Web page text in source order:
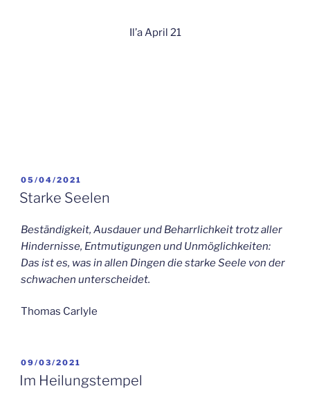
Il’a April 21
VERÖFFENTLICHT
AM
05/04/2021
Starke Seelen
Beständigkeit, Ausdauer und Beharrlichkeit trotz aller
Hindernisse, Entmutigungen und Unmöglichkeiten:
Das ist es, was in allen Dingen die starke Seele von der
schwachen unterscheidet.
Thomas Carlyle
VERÖFFENTLICHT
AM
09/03/2021
Im Heilungstempel